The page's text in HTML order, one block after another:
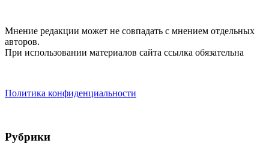
Мнение редакции может не совпадать с мнением отдельных
авторов.
При использовании материалов сайта ссылка обязательна
Политика конфиденциальности
Рубрики